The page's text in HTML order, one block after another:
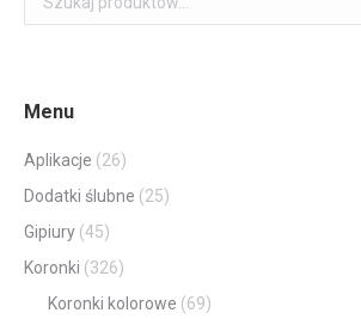
Menu
Aplikacje (26)
Dodatki ślubne (25)
Gipiury (45)
Koronki (326)
Koronki kolorowe (69)